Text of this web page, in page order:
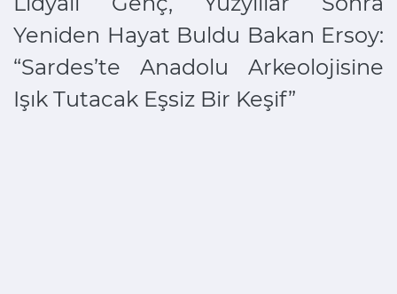
Yeniden Hayat Buldu Bakan Ersoy:
“Sardes’te Anadolu Arkeolojisine
Işık Tutacak Eşsiz Bir Keşif”